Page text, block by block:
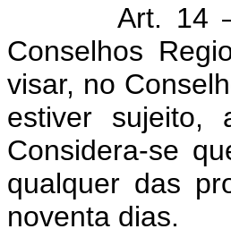
Art. 14
Conselhos
visar, no
estiver
Considera-se
qualquer das
noventa dias.